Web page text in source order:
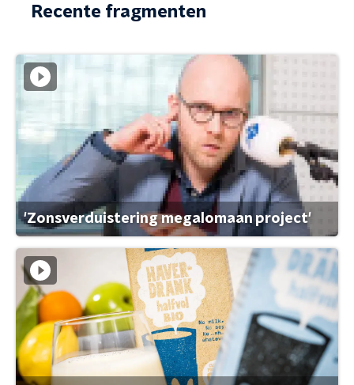
Recente fragmenten
'Zonsverduistering megalomaan project'